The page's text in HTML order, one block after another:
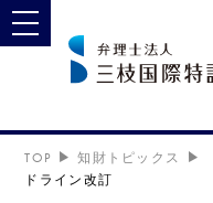
toggle navigation
TOP 知財トピックス
ドライン改訂